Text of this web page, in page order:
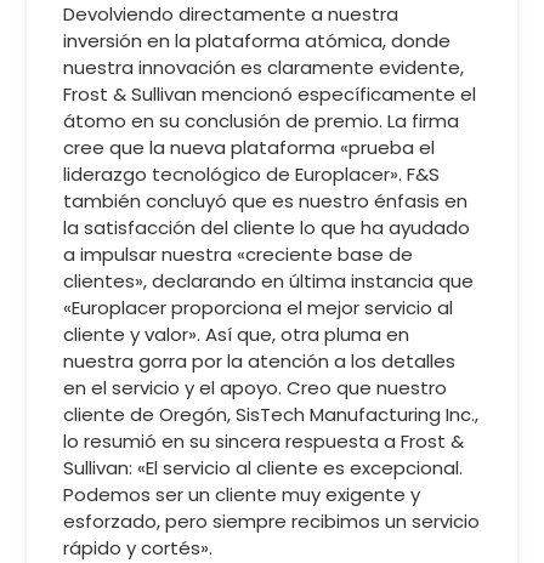
Devolviendo directamente a nuestra
inversión en la plataforma atómica, donde
nuestra innovación es claramente evidente,
Frost & Sullivan mencionó específicamente el
átomo en su conclusión de premio. La firma
cree que la nueva plataforma «prueba el
liderazgo tecnológico de Europlacer». F&S
también concluyó que es nuestro énfasis en
la satisfacción del cliente lo que ha ayudado
a impulsar nuestra «creciente base de
clientes», declarando en última instancia que
«Europlacer proporciona el mejor servicio al
cliente y valor». Así que, otra pluma en
nuestra gorra por la atención a los detalles
en el servicio y el apoyo. Creo que nuestro
cliente de Oregón, SisTech Manufacturing Inc.,
lo resumió en su sincera respuesta a Frost &
Sullivan: «El servicio al cliente es excepcional.
Podemos ser un cliente muy exigente y
esforzado, pero siempre recibimos un servicio
rápido y cortés».